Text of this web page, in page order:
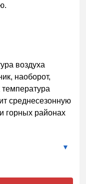
воздуха
наоборот,
среднесезонную
горных районах